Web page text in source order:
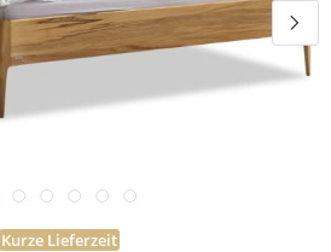
Kurze Lieferzeit